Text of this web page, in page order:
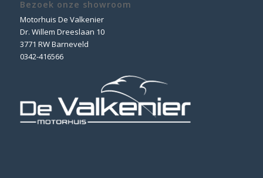
Bezoek onze showroom
Motorhuis De Valkenier
Dr. Willem Dreeslaan 10
3771 RW Barneveld
0342-416566